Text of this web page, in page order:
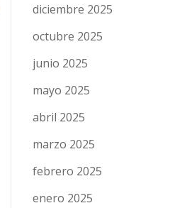
diciembre 2025
octubre 2025
junio 2025
mayo 2025
abril 2025
marzo 2025
febrero 2025
enero 2025